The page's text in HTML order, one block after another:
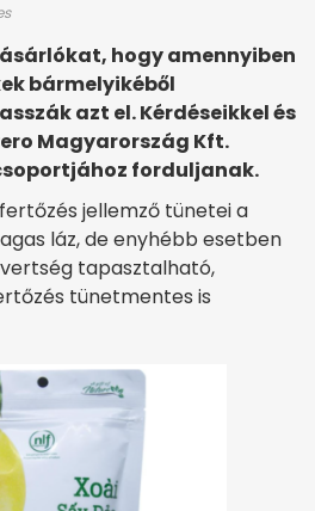
hogy amennyiben
bármelyikéből
azt el. Kérdéseikkel és
Magyarország Kft.
forduljanak.
jellemző tünetei a
láz, de enyhébb esetben
tapasztalható,
tünetmentes is